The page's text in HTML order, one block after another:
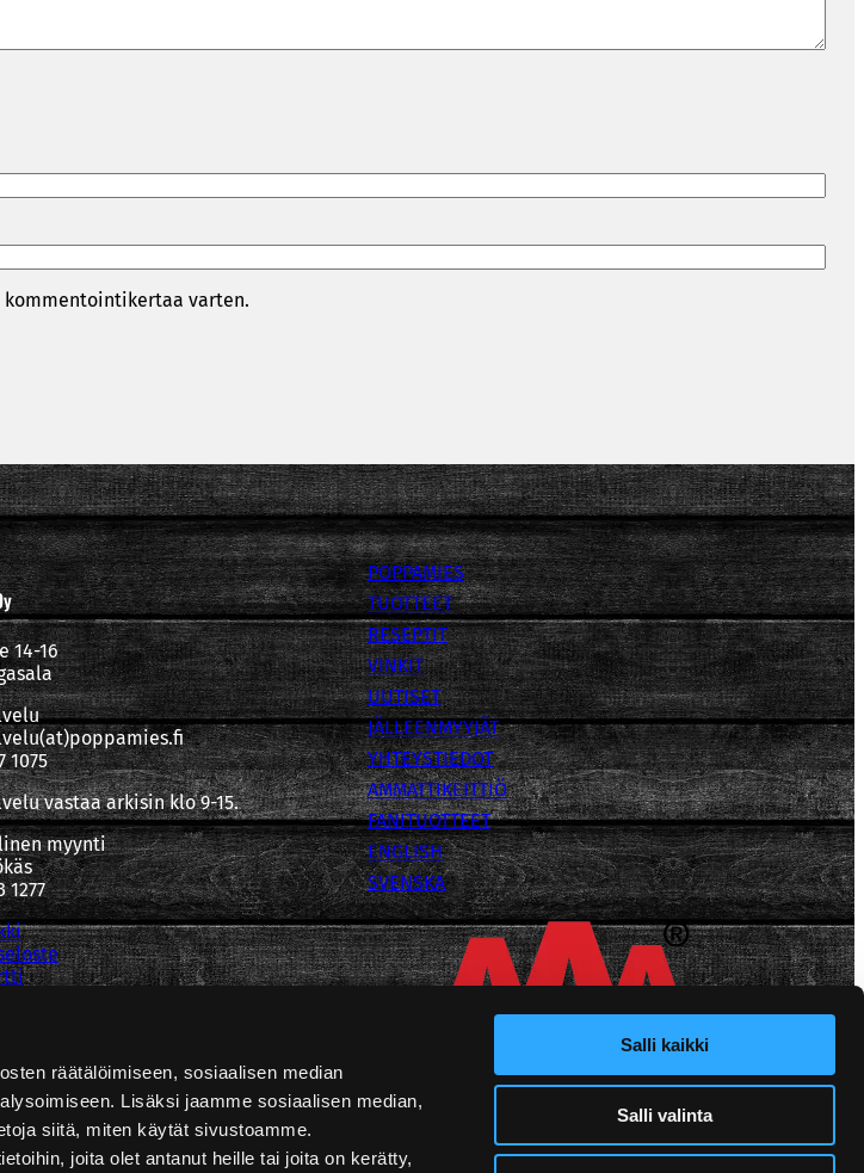
räätälöimiseen, sosiaalisen median
Lisäksi jaamme sosiaalisen median,
siitä, miten käytät sivustoamme.
joita olet antanut heille tai joita on kerätty,
Salli kaikki
Salli valinta
kommentointikertaa varten.
14-16
1075
vastaa arkisin klo 9-15.
myynti
1277
POPPAMIES
TUOTTEET
RESEPTIT
VINKIT
UUTISET
JÄLLEENMYYJÄT
YHTEYSTIEDOT
AMMATTIKEITTIÖ
FANITUOTTEET
ENGLISH
SVENSKA